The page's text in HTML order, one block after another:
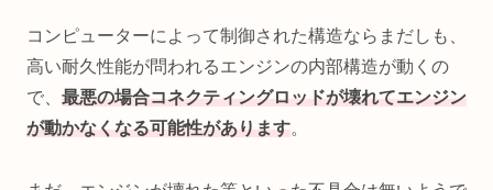
コンピューターによって制御された構造ならまだしも、
高い耐久性能が問われるエンジンの内部構造が動くの
で、 最悪の場合コネクティングロッドが壊れてエンジン
が動かなくなる可能性があります。